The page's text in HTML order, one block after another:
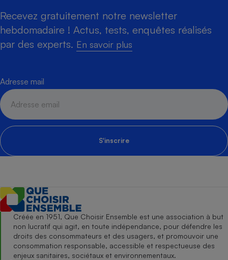
Recevez gratuitement notre newsletter
hebdomadaire ! Actus, tests, enquêtes réalisés
par des experts. En savoir plus
Adresse mail
S'inscrire
Créée en 1951, Que Choisir Ensemble est une association à but
non lucratif qui agit, en toute indépendance, pour défendre les
droits des consommateurs et des usagers, et promouvoir une
consommation responsable, accessible et respectueuse des
enjeux sanitaires, sociétaux et environnementaux.